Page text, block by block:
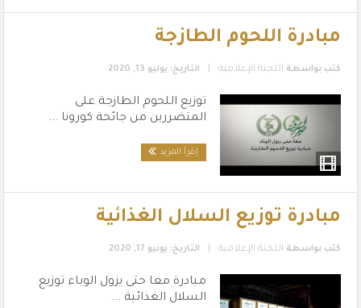
مبادرة اللحوم الطازجة
كتب بواسطة اللجنة الإعلامية التاريخ: يوليو 13, 2020
توزيع اللحوم الطازجة على
المتضررين من جائحة كورونا ...
إقرأ المزيد
مبادرة توزيع السلال الغذائية
كتب بواسطة اللجنة الإعلامية التاريخ: يونيو 17, 2020
مبادرة معا حتى يزول الوباء توزيع
السلال الغذائية ...